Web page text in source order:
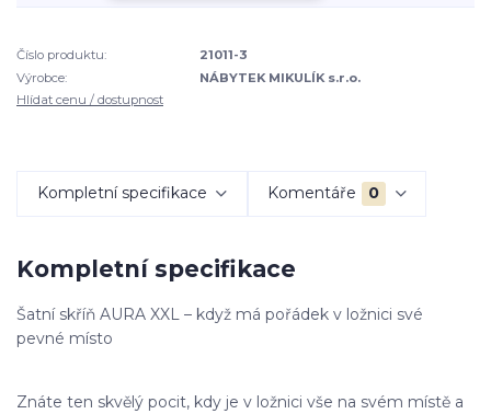
Číslo produktu:
21011-3
Výrobce:
NÁBYTEK MIKULÍK s.r.o.
Hlídat cenu / dostupnost
Kompletní specifikace Komentáře 0
Kompletní specifikace
Šatní skříň AURA XXL – když má pořádek v ložnici své
pevné místo
Znáte ten skvělý pocit, kdy je v ložnici vše na svém místě a